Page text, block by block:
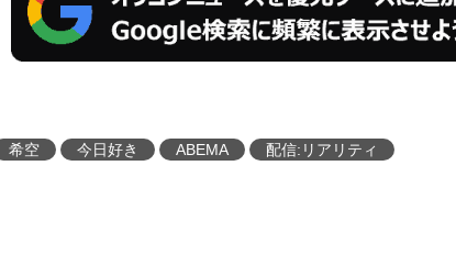
希空 今日好き ABEMA 配信:リアリティ